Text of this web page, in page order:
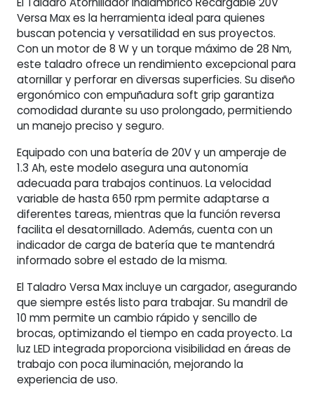
cantidad
Versa Max es la herramienta ideal para quienes
buscan potencia y versatilidad en sus proyectos.
Con un motor de 8 W y un torque máximo de 28 Nm,
este taladro ofrece un rendimiento excepcional para
atornillar y perforar en diversas superficies. Su diseño
ergonómico con empuñadura soft grip garantiza
comodidad durante su uso prolongado, permitiendo
un manejo preciso y seguro.
Equipado con una batería de 20V y un amperaje de
1.3 Ah, este modelo asegura una autonomía
adecuada para trabajos continuos. La velocidad
variable de hasta 650 rpm permite adaptarse a
diferentes tareas, mientras que la función reversa
facilita el desatornillado. Además, cuenta con un
indicador de carga de batería que te mantendrá
informado sobre el estado de la misma.
El Taladro Versa Max incluye un cargador, asegurando
que siempre estés listo para trabajar. Su mandril de
10 mm permite un cambio rápido y sencillo de
brocas, optimizando el tiempo en cada proyecto. La
luz LED integrada proporciona visibilidad en áreas de
trabajo con poca iluminación, mejorando la
experiencia de uso.